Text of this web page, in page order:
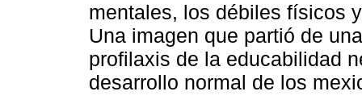
mentales, los débiles físicos
Una imagen que partió de
profilaxis de la educabilidad
desarrollo normal de los